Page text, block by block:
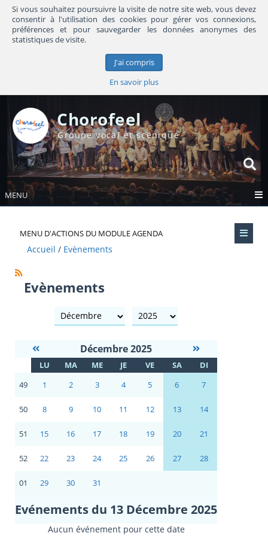
Si vous souhaitez poursuivre la visite de notre site web, vous devez
consentir à l'utilisation des cookies pour gérer vos connexions,
préférences et pour sauvegarder les données anonymes des
statistiques de visite.
J'ai compris
En savoir plus
Chorofeel
Groupe vocal et scénique
MENU
MENU D'ACTIONS DU MODULE AGENDA
Accueil Evènements
Evènements
mois année
Décembre 2025
LU MA ME JE VE SA
DI
49
1 2 3 4 5 6 7
50 8 9 10 11 12 13 14
51 15 16 17 18 19 20 21
52 22 23 24 25 26 27 28
01 29 30 31
Evénements du 13 Décembre 2025
Aucun événement pour cette date